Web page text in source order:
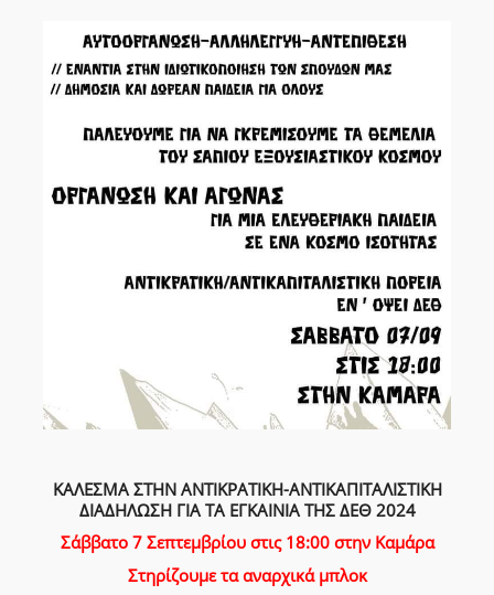
ΚΑΛΕΣΜΑ ΣΤΗΝ ΑΝΤΙΚΡΑΤΙΚΗ-ΑΝΤΙΚΑΠΙΤΑΛΙΣΤΙΚΗ
ΔΙΑΔΗΛΩΣΗ ΓΙΑ ΤΑ ΕΓΚΑΙΝΙΑ ΤΗΣ ΔΕΘ 2024
Σάββατο 7 Σεπτεμβρίου στις 18:00 στην Καμάρα
Στηρίζουμε τα αναρχικά μπλοκ